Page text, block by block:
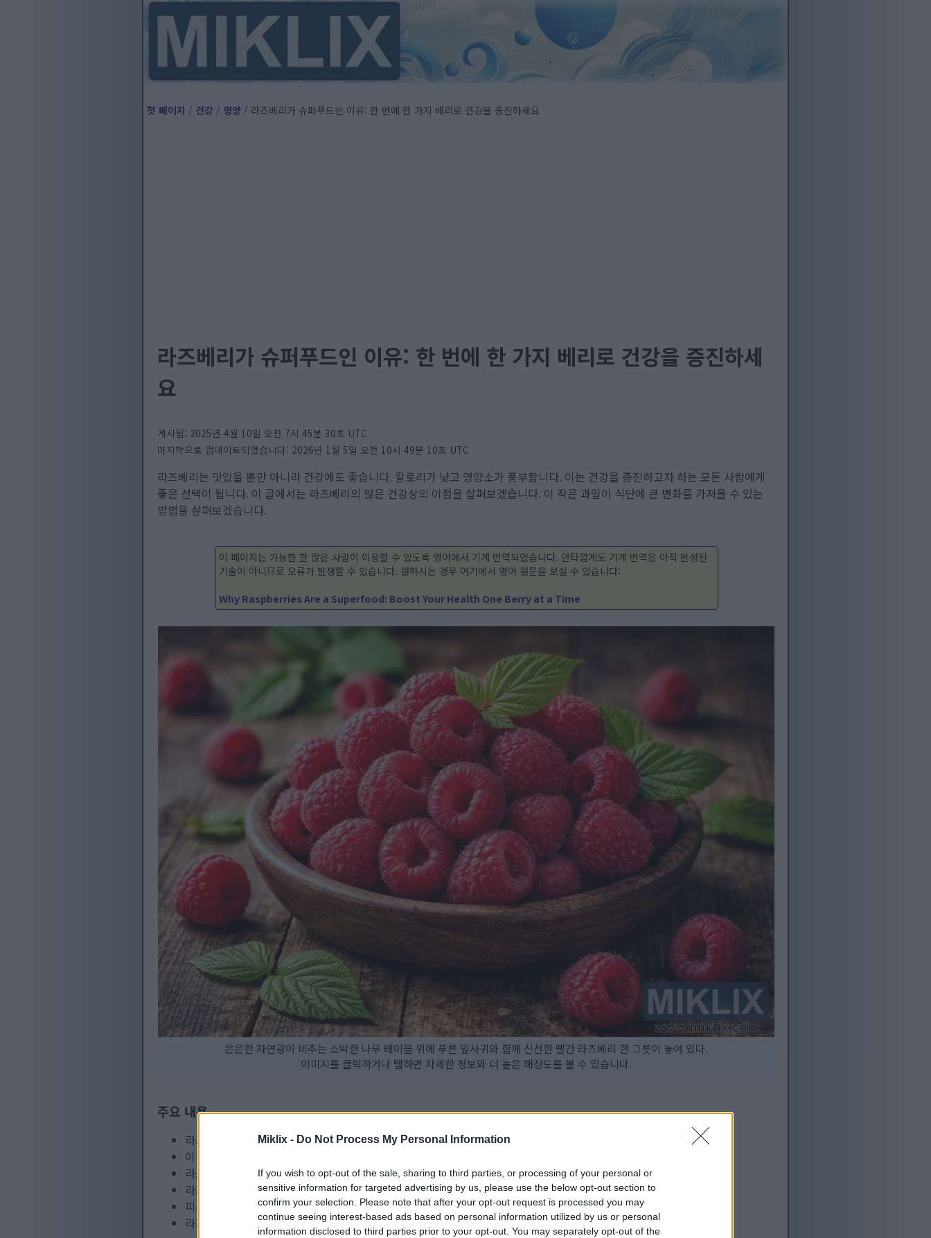
Miklix - Do Not Process My Personal Information
If you wish to opt-out of the sale, sharing to third parties, or processing of your personal or
sensitive information for targeted advertising by us, please use the below opt-out section to
confirm your selection. Please note that after your opt-out request is processed you may
continue seeing interest-based ads based on personal information utilized by us or personal
information disclosed to third parties prior to your opt-out. You may separately opt-out of the
첫 페이지 / 건강 / 영양 / 라즈베리가 슈퍼푸드인 이유: 한 번에 한 가지 베리로 건강을 증진하세요
라즈베리가 슈퍼푸드인 이유: 한 번에 한 가지 베리로 건강을 증진하세
요
게시됨: 2025년 4월 10일 오전 7시 45분 30초 UTC
마지막으로 업데이트되었습니다: 2026년 1월 5일 오전 10시 49분 10초 UTC
라즈베리는 맛있을 뿐만 아니라 건강에도 좋습니다. 칼로리가 낮고 영양소가 풍부합니다. 이는 건강을 증진하고자 하는 모든 사람에게
좋은 선택이 됩니다. 이 글에서는 라즈베리의 많은 건강상의 이점을 살펴보겠습니다. 이 작은 과일이 식단에 큰 변화를 가져올 수 있는
방법을 살펴보겠습니다.
이 페이지는 가능한 한 많은 사람이 이용할 수 있도록 영어에서 기계 번역되었습니다. 안타깝게도 기계 번역은 아직 완성된
기술이 아니므로 오류가 발생할 수 있습니다. 원하시는 경우 여기에서 영어 원문을 보실 수 있습니다:
Why Raspberries Are a Superfood: Boost Your Health One Berry at a Time
은은한 자연광이 비추는 소박한 나무 테이블 위에 푸른 잎사귀와 함께 신선한 빨간 라즈베리 한 그릇이 놓여 있다.
이미지를 클릭하거나 탭하면 자세한 정보와 더 높은 해상도를 볼 수 있습니다.
주요 내용
라즈베리는 칼로리가 낮고 영양가가 높습니다.
이것들은 산화 스트레스를 막는 데 도움이 되는 항산화 물질이 풍부하게 함유되어 있습니다.
라즈베리를 식단에 포함시키면 체중 관리에 도움이 될 수 있습니다.
라즈베리는 당뇨병 관리 및 혈당 조절에 도움이 될 수 있습니다.
피부 건강에 도움이 되며 노화 방지 효과도 있을 수 있습니다.
라즈베리를 음식이나 간식에 넣어 먹는 것은 쉽고 즐거운 일입니다.